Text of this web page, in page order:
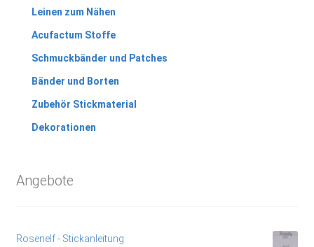
Leinen zum Nähen
Acufactum Stoffe
Schmuckbänder und Patches
Bänder und Borten
Zubehör Stickmaterial
Dekorationen
Angebote
Rosenelf - Stickanleitung